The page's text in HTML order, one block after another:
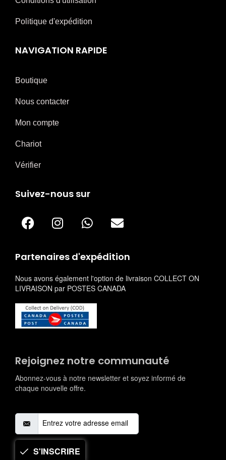
Politique d'expédition
NAVIGATION RAPIDE
Boutique
Nous contacter
Mon compte
Chariot
Vérifier
Suivez-nous sur
Partenaires d'expédition
Nous avons également l'option de livraison COLLECT ON
LIVRAISON par POSTES CANADA
Rejoignez notre communauté
Abonnez-vous à notre newsletter et soyez informé de
chaque nouvelle offre.
S'INSCRIRE